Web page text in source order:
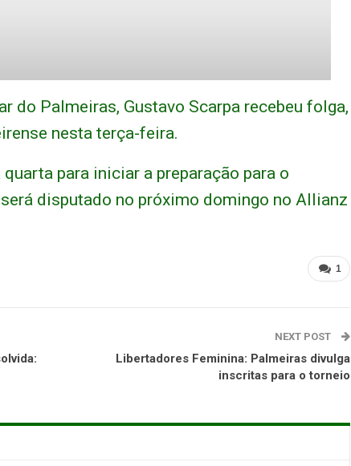
do Palmeiras, Gustavo Scarpa recebeu folga,
nesta terça-feira.
para iniciar a preparação para o
disputado no próximo domingo no Allianz
1
NEXT POST
Libertadores Feminina: Palmeiras divulga
inscritas para o torneio